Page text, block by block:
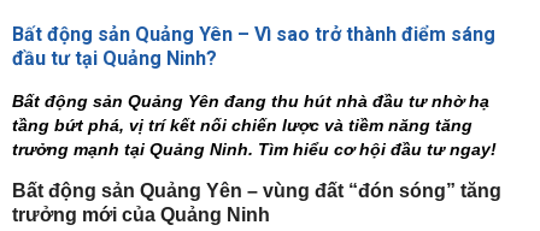
Bất động sản Quảng Yên – Vì sao trở thành điểm sáng
đầu tư tại Quảng Ninh?
Bất động sản Quảng Yên đang thu hút nhà đầu tư nhờ hạ
tầng bứt phá, vị trí kết nối chiến lược và tiềm năng tăng
trưởng mạnh tại Quảng Ninh. Tìm hiểu cơ hội đầu tư ngay!
Bất động sản Quảng Yên – vùng đất “đón sóng” tăng
trưởng mới của Quảng Ninh